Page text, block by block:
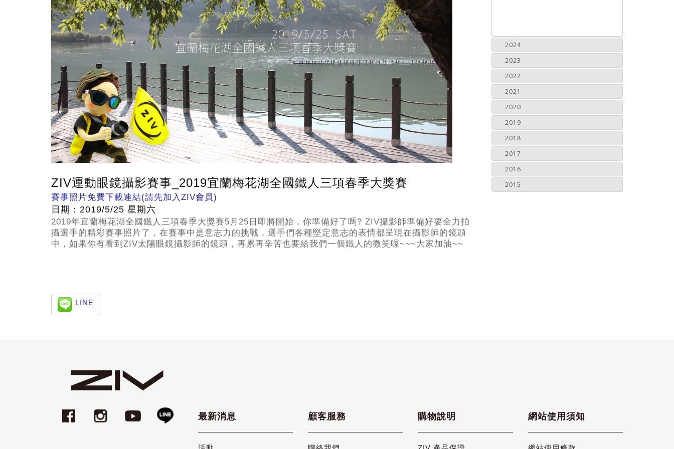
ZIV運動眼鏡攝影賽事_2019宜蘭梅花湖全國鐵人三項春季大獎賽
賽事照片免費下載連結(請先加入ZIV會員)
日期：2019/5/25 星期六
2019年宜蘭梅花湖全國鐵人三項春季大獎賽5月25日即將開始，你準備好了嗎? ZIV攝影師準備好要全力拍
攝選手的精彩賽事照片了，在賽事中是意志力的挑戰，選手們各種堅定意志的表情都呈現在攝影師的鏡頭
中，如果你有看到ZIV太陽眼鏡攝影師的鏡頭，再累再辛苦也要給我們一個鐵人的微笑喔~~~大家加油~~
LINE
2024
2023
2022
2021
2020
2019
2018
2017
2016
2015
最新消息 顧客服務 購物說明 網站使用須知